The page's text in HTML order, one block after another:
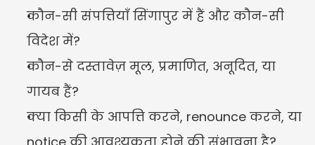
कौन-सी संपत्तियाँ सिंगापुर में हैं और कौन-सी
विदेश में?
कौन-से दस्तावेज़ मूल, प्रमाणित, अनूदित, या
गायब हैं?
क्या किसी के आपत्ति करने, renounce करने, या